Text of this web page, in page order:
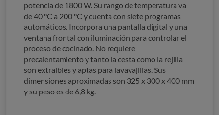
potencia de 1800 W. Su rango de temperatura va
de 40 °C a 200 °C y cuenta con siete programas
automáticos. Incorpora una pantalla digital y una
ventana frontal con iluminación para controlar el
proceso de cocinado. No requiere
precalentamiento y tanto la cesta como la rejilla
son extraíbles y aptas para lavavajillas. Sus
dimensiones aproximadas son 325 x 300 x 400 mm
y su peso es de 6,8 kg.